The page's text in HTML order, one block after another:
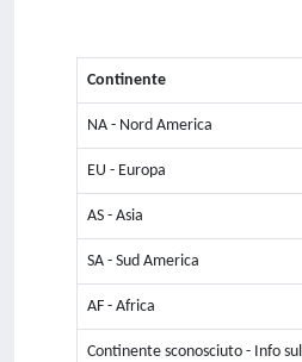
Continente
NA - Nord America
EU - Europa
AS - Asia
SA - Sud America
AF - Africa
Continente sconosciuto - Info